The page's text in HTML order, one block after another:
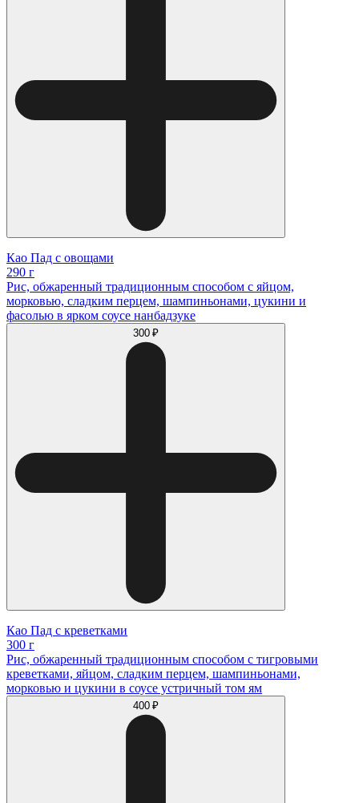
Као Пад с овощами
290 г
Рис, обжаренный традиционным способом с яйцом,
морковью, сладким перцем, шампиньонами, цукини и
фасолью в ярком соусе нанбадзуке
300 ₽
Као Пад с креветками
300 г
Рис, обжаренный традиционным способом с тигровыми
креветками, яйцом, сладким перцем, шампиньонами,
морковью и цукини в соусе устричный том ям
400 ₽